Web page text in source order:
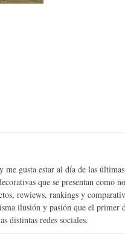
gusta estar al día de las
que se presentan como
rewiews, rankings y
ilusión y pasión que el primer
distintas redes sociales.